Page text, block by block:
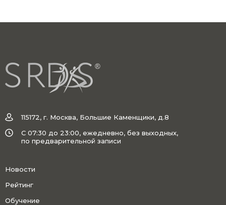
115172, г. Москва, Большие Каменщики, д.8
C 07:30 до 23:00, ежедневно, без выходных,
по предварительной записи
Новости
Рейтинг
Обучение